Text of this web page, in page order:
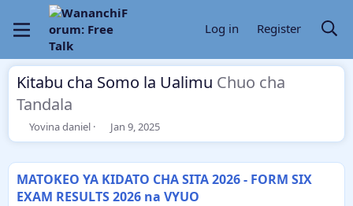
Log in Register
Kitabu cha Somo la Ualimu Chuo cha
Tandala
T
h
a
d
Yovina daniel
S
t
t
d
Jan 9, 2025
MATOKEO YA KIDATO CHA SITA 2026 - FORM SIX
EXAM RESULTS 2026 na VYUO